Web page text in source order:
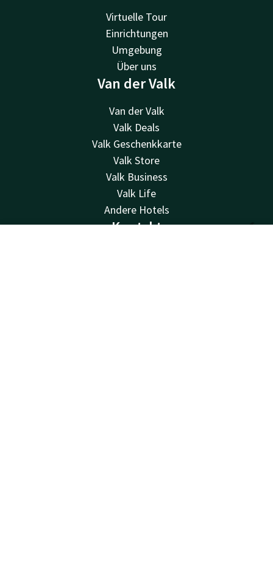
Virtuelle Tour
Einrichtungen
Umgebung
Über uns
Van der Valk
Van der Valk
Valk Deals
Valk Geschenkkarte
Valk Store
Valk Business
Valk Life
Andere Hotels
Kontakt